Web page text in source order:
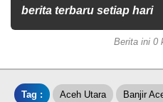
berita terbaru setiap hari
Berita ini 0
Tag : Aceh Utara Banjir